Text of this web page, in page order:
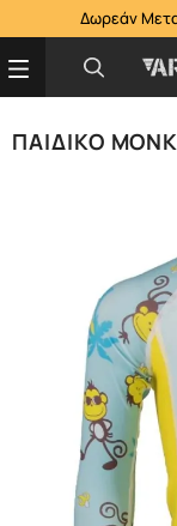
Δωρεάν
ΠΑΙΔΙΚΟ